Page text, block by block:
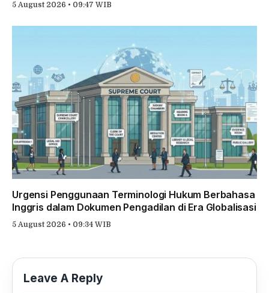
5 August 2026 • 09:47 WIB
Urgensi Penggunaan Terminologi Hukum Berbahasa
Inggris dalam Dokumen Pengadilan di Era Globalisasi
5 August 2026 • 09:34 WIB
Leave A Reply